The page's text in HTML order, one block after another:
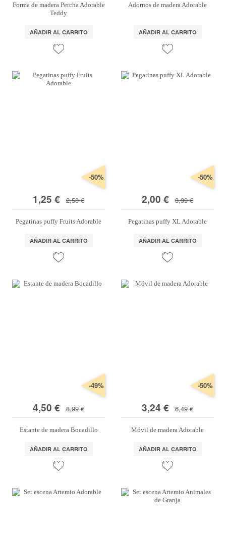
Forma de madera Percha Adorable
Teddy
AÑADIR AL CARRITO
Adornos de madera Adorable
AÑADIR AL CARRITO
1,25 € 2,50 €
-50%
Pegatinas puffy Fruits Adorable
AÑADIR AL CARRITO
2,00 € 3,99 €
-50%
Pegatinas puffy XL Adorable
AÑADIR AL CARRITO
4,50 € 8,99 €
-49%
Estante de madera Bocadillo
AÑADIR AL CARRITO
3,24 € 6,49 €
-50%
Móvil de madera Adorable
AÑADIR AL CARRITO